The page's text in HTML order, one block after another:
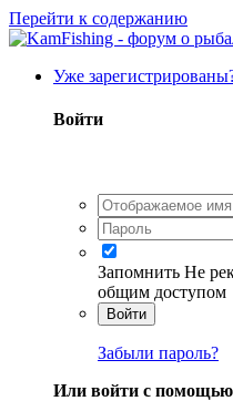
Перейти к содержанию
Уже
Войти
Запомнить Не
общим доступом
Войти
Забыли пароль?
Или войти с помощью